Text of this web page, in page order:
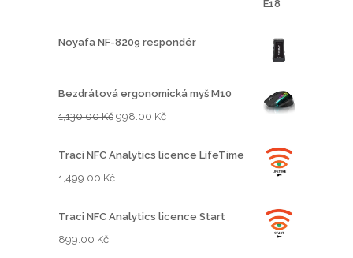
Noyafa NF-8209 respondér
Bezdrátová ergonomická myš M10
1,130.00Kč P
v
998.00 KčA
t
Traci NFC Analytics licence LifeTime
1,499.00 Kč
Traci NFC Analytics licence Start
899.00 Kč